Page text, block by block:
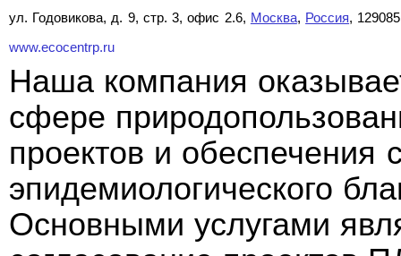
ул. Годовикова, д. 9, стр. 3, офис 2.6, Москва, Россия, 129085
www.ecocentrp.ru
Наша компания
сфере
проектов и обеспечения
эпидемиологического
Основными услугами